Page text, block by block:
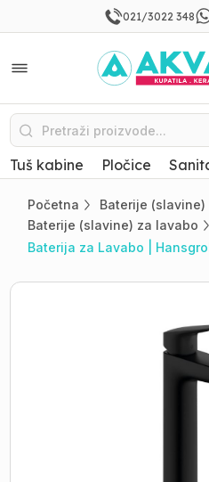
021/3022 348
Tuš kabine Pločice
Početna
Baterije (slavine)
Baterije (slavine) za lavabo
Baterija za Lavabo |